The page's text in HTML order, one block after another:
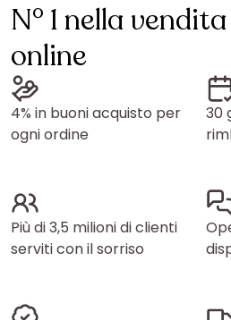
N° 1 nella
online
4% in buoni acquisto per
ogni ordine
30
Più di 3,5 milioni di clienti
serviti con il sorriso